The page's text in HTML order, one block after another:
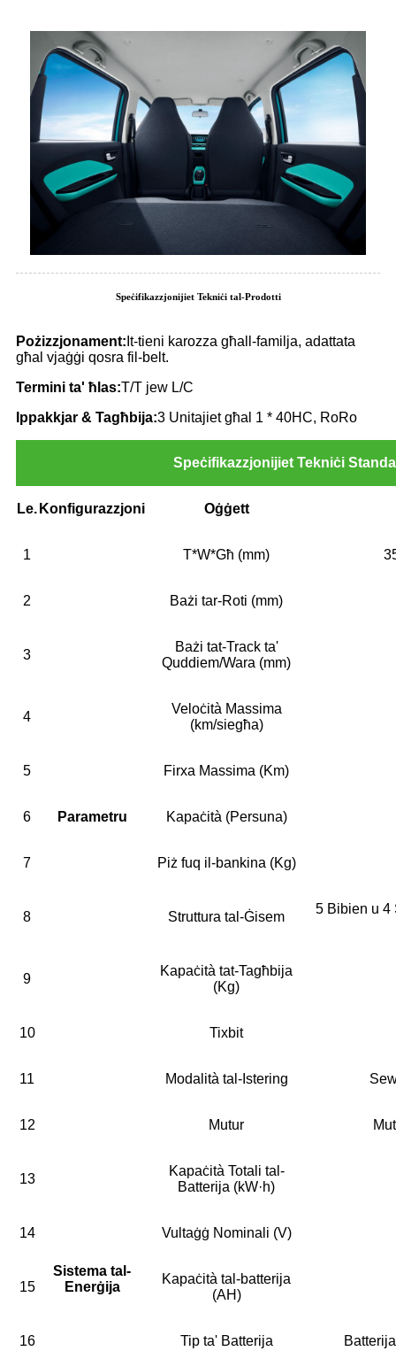
Speċifikazzjonijiet Tekniċi tal-Prodotti
Pożizzjonament: It-tieni karozza għall-familja, adattata
għal vjaġġi qosra fil-belt.
Termini ta' ħlas:T/T jew L/C
Ippakkjar & Tagħbija:3 Unitajiet għal 1 * 40HC, RoRo
Speċifikazzjonijiet Tekniċi
Le. Konfigurazzjoni Oġġett
1
Parametru
T*W*Għ (mm)
2 Bażi tar-Roti (mm)
3
Bażi tat-Track ta'
Quddiem/Wara (mm)
4
Veloċità Massima
(km/siegħa)
5 Firxa Massima (Km)
6 Kapaċità (Persuna)
7 Piż fuq il-bankina (Kg)
8 Struttura tal-Ġisem
5 Bibien u 4
9
Kapaċità tat-Tagħbija
(Kg)
10 Tixbit
11 Modalità tal-Istering
12
Sistema tal-
Enerġija
Mutur
13
Kapaċità Totali tal-
Batterija (kW·h)
14 Vultaġġ Nominali (V)
15
Kapaċità tal-batterija
(AH)
16 Tip ta' Batterija